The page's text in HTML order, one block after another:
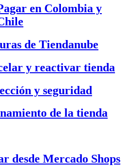
en Colombia y
de Tiendanube
y reactivar tienda
y seguridad
de la tienda
desde Mercado Shops